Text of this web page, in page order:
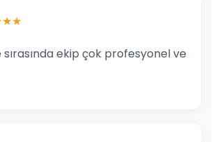
sırasında ekip çok profesyonel ve